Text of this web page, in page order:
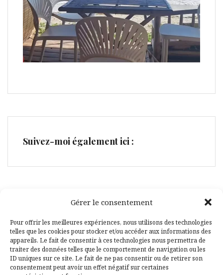
Gérer le consentement
Pour offrir les meilleures expériences, nous utilisons des technologies
telles que les cookies pour stocker et/ou accéder aux informations des
appareils. Le fait de consentir à ces technologies nous permettra de
traiter des données telles que le comportement de navigation ou les
ID uniques sur ce site. Le fait de ne pas consentir ou de retirer son
consentement peut avoir un effet négatif sur certaines
Suivez-moi également ici :
Facebook
Pinterest